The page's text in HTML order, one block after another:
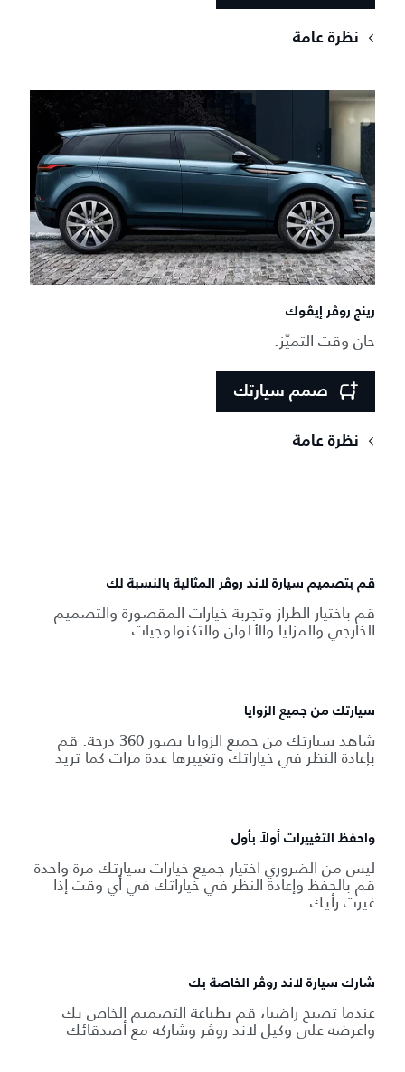
نظرة عامة
رينج روڤر إيڤوك
حان وقت التميّز.
صمم سيارتك
نظرة عامة
قم بتصميم سيارة لاند روڤر المثالية بالنسبة لك
قم باختيار الطراز وتجربة خيارات المقصورة والتصميم
الخارجي والمزايا والألوان والتكنولوجيات
سيارتك من جميع الزوايا
شاهد سيارتك من جميع الزوايا بصور 360 درجة. قم
بإعادة النظر في خياراتك وتغييرها عدة مرات كما تريد
واحفظ التغييرات أولاً بأول
ليس من الضروري اختيار جميع خيارات سيارتك مرة واحدة
قم بالحفظ وإعادة النظر في خياراتك في أي وقت إذا
غيرت رأيك
شارك سيارة لاند روڤر الخاصة بك
عندما تصبح راضيا، قم بطباعة التصميم الخاص بك
واعرضه على وكيل لاند روڤر وشاركه مع أصدقائك